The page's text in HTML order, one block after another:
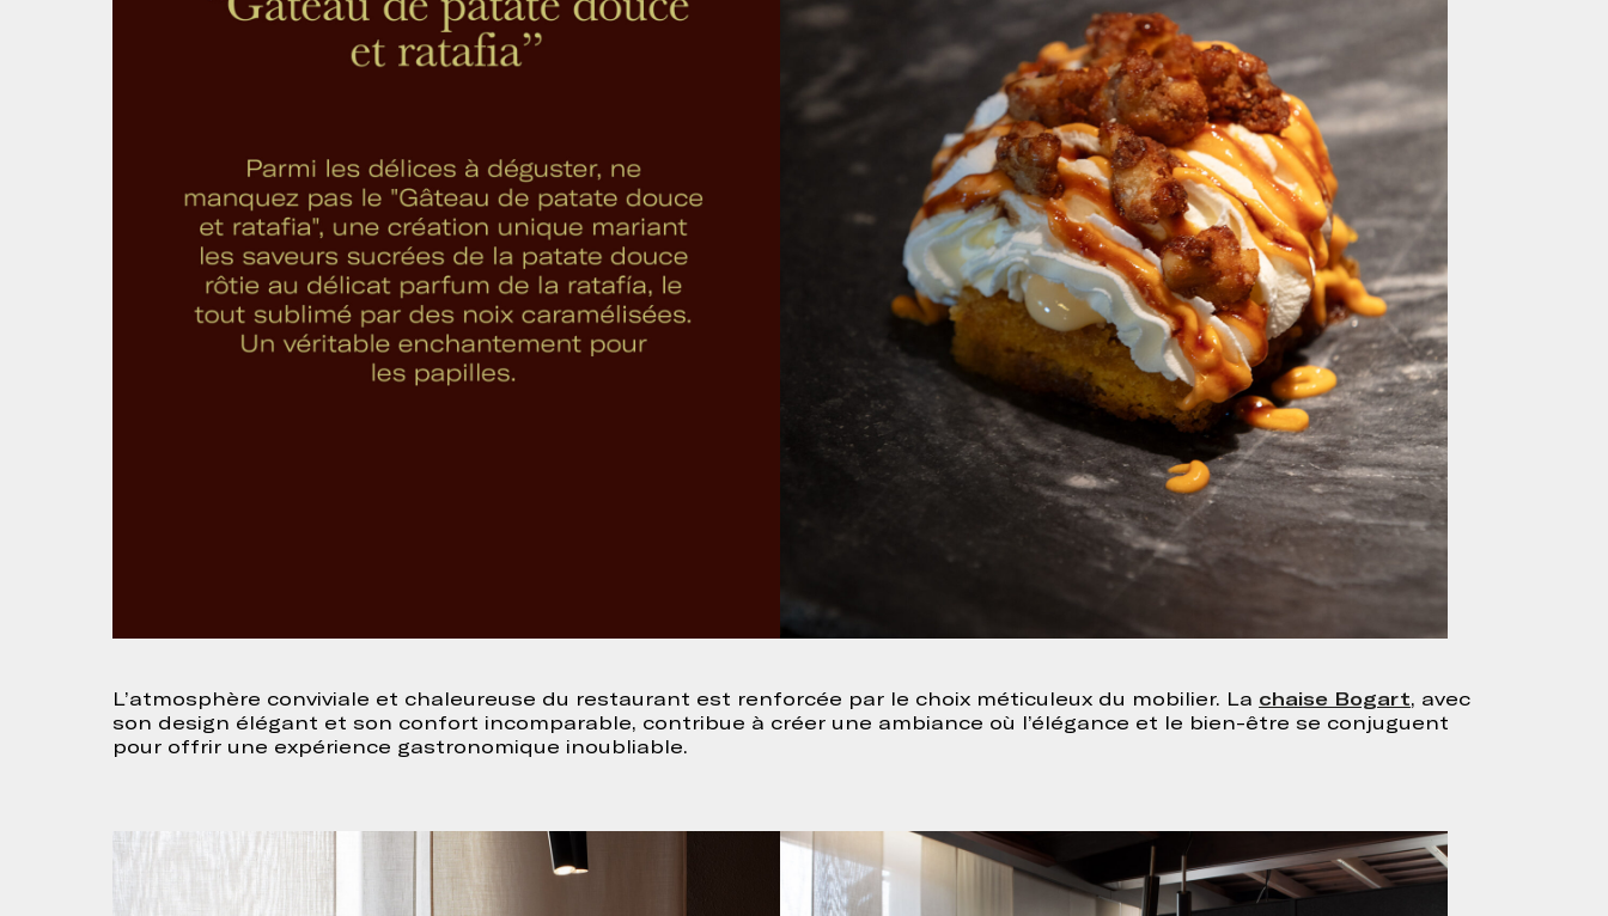
L’atmosphère conviviale et chaleureuse du restaurant est renforcée par le choix méticuleux du mobilier. La chaise Bogart, avec
son design élégant et son confort incomparable, contribue à créer une ambiance où l’élégance et le bien-être se conjuguent
pour offrir une expérience gastronomique inoubliable.